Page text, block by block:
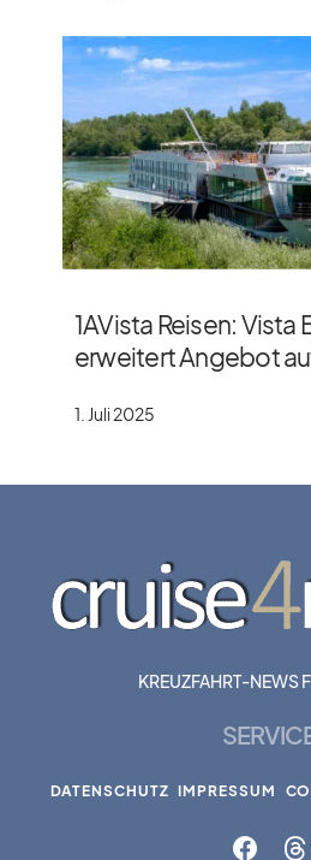
1AVista Reisen: Vista
erweitert Angebot
1. Juli 2025
KREUZFAHRT-NEWS
DATENSCHUTZ IMPRESSUM